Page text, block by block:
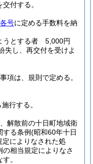
付する。
号に定める手数料を納
うとする者 5,000円
失し、再交付を受けよ
項は、規則で定める。
行する。
解散前の十日町地域衛
する条例(昭和60年十日
定によりなされた処
相当規定によりなさ
。